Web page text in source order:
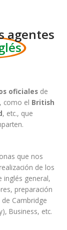
agentes
oficiales de
como el British
, etc., que
que nos
de los
inglés general,
preparación
Cambridge
Business, etc.